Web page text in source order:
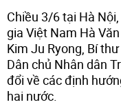
Chiều 3/6 tại Hà
gia Việt Nam Hà
Kim Ju Ryong, Bí
Dân chủ Nhân dân
đổi về các định
hai nước.